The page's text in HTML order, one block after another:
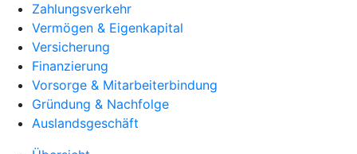
Zahlungsverkehr
Vermögen & Eigenkapital
Versicherung
Finanzierung
Vorsorge & Mitarbeiterbindung
Gründung & Nachfolge
Auslandsgeschäft